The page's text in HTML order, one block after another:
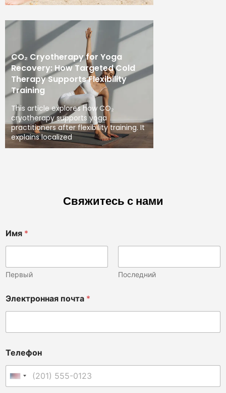
CO₂ Cryotherapy for Yoga
Recovery: How Targeted Cold
Therapy Supports Flexibility
Training
This article explores how CO₂
cryotherapy supports yoga
practitioners after flexibility training. It
explains localized
Свяжитесь с нами
Имя *
Первый Последний
Электронная почта *
Телефон
Соединенные Штаты +1